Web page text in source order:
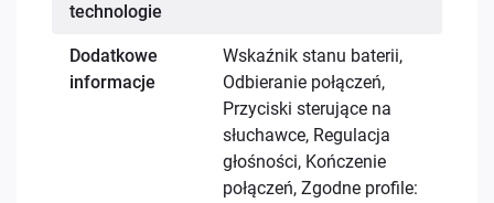
technologie
Dodatkowe
informacje
Wskaźnik stanu baterii,
Odbieranie połączeń,
Przyciski sterujące na
słuchawce, Regulacja
głośności, Kończenie
połączeń, Zgodne profile: